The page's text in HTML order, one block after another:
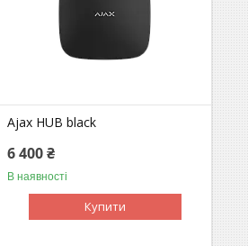
Ajax HUB black
6 400 ₴
В наявності
Купити